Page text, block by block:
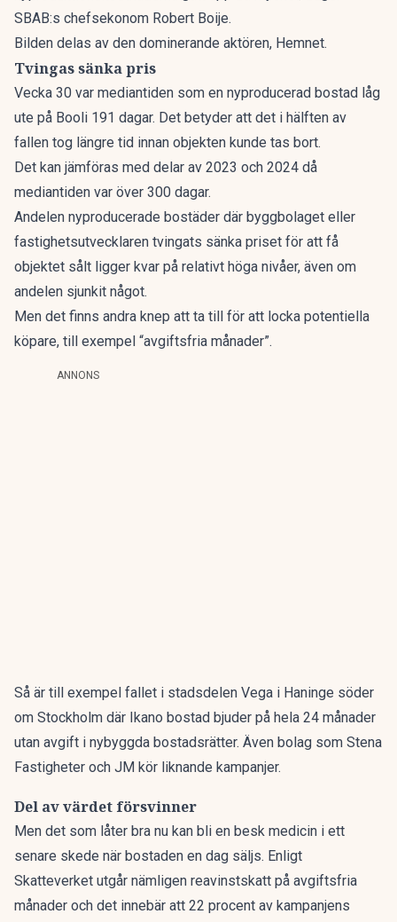
SBAB:s chefsekonom Robert Boije.
Bilden delas av den dominerande aktören, Hemnet.
Tvingas sänka pris
Vecka 30 var mediantiden som en nyproducerad bostad låg
ute på Booli 191 dagar. Det betyder att det i hälften av
fallen tog längre tid innan objekten kunde tas bort.
Det kan jämföras med delar av 2023 och 2024 då
mediantiden var över 300 dagar.
Andelen nyproducerade bostäder där byggbolaget eller
fastighetsutvecklaren tvingats sänka priset för att få
objektet sålt ligger kvar på relativt höga nivåer, även om
andelen sjunkit något.
Men det finns andra knep att ta till för att locka potentiella
köpare, till exempel “avgiftsfria månader”.
ANNONS
Så är till exempel fallet i stadsdelen Vega i Haninge söder
om Stockholm där Ikano bostad bjuder på hela 24 månader
utan avgift i nybyggda bostadsrätter. Även bolag som Stena
Fastigheter och JM kör liknande kampanjer.
Del av värdet försvinner
Men det som låter bra nu kan bli en besk medicin i ett
senare skede när bostaden en dag säljs. Enligt
Skatteverket utgår nämligen reavinstskatt på avgiftsfria
månader och det innebär att 22 procent av kampanjens